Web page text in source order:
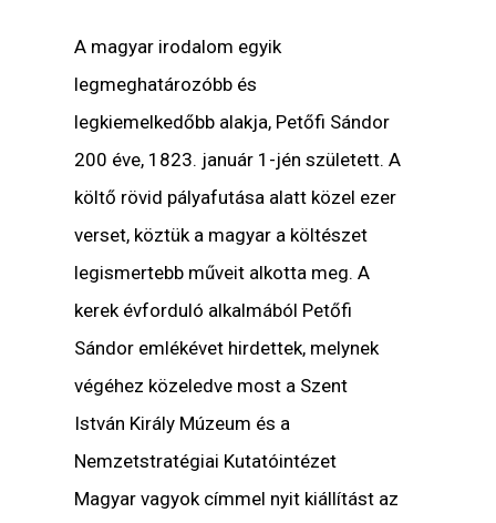
A magyar irodalom egyik
legmeghatározóbb és
legkiemelkedőbb alakja, Petőfi Sándor
200 éve, 1823. január 1-jén született. A
költő rövid pályafutása alatt közel ezer
verset, köztük a magyar a költészet
legismertebb műveit alkotta meg. A
kerek évforduló alkalmából Petőfi
Sándor emlékévet hirdettek, melynek
végéhez közeledve most a Szent
István Király Múzeum és a
Nemzetstratégiai Kutatóintézet
Magyar vagyok címmel nyit kiállítást az